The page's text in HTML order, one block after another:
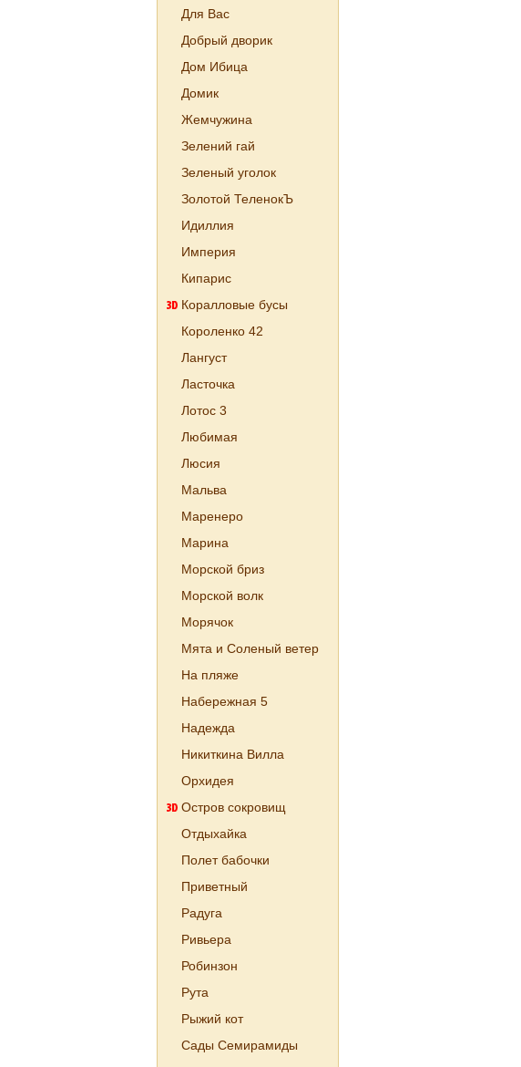
Для Вас
Добрый дворик
Дом Ибица
Домик
Жемчужина
Зелений гай
Зеленый уголок
Золотой ТеленокЪ
Идиллия
Империя
Кипарис
Коралловые бусы
Короленко 42
Лангуст
Ласточка
Лотос 3
Любимая
Люсия
Мальва
Маренеро
Марина
Морской бриз
Морской волк
Морячок
Мята и Соленый ветер
На пляже
Набережная 5
Надежда
Никиткина Вилла
Орхидея
Остров сокровищ
Отдыхайка
Полет бабочки
Приветный
Радуга
Ривьера
Робинзон
Рута
Рыжий кот
Сады Семирамиды